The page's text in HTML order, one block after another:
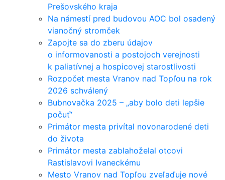
Prešovského kraja
Na námestí pred budovou AOC bol osadený
vianočný stromček
Zapojte sa do zberu údajov
o informovanosti a postojoch verejnosti
k paliatívnej a hospicovej starostlivosti
Rozpočet mesta Vranov nad Topľou na rok
2026 schválený
Bubnovačka 2025 – „aby bolo deti lepšie
počuť“
Primátor mesta privítal novonarodené deti
do života
Primátor mesta zablahoželal otcovi
Rastislavovi Ivaneckému
Mesto Vranov nad Topľou zveľaďuje nové